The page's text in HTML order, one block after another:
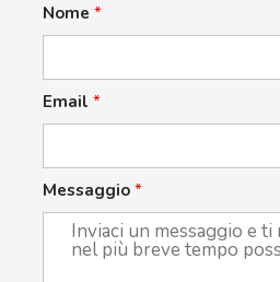
Nome *
Email *
Messaggio *